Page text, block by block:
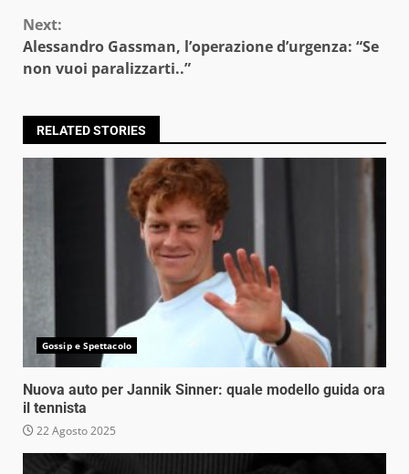
Next:
Alessandro Gassman, l’operazione d’urgenza: “Se
non vuoi paralizzarti..”
RELATED STORIES
Gossip e Spettacolo
Nuova auto per Jannik Sinner: quale modello guida ora
il tennista
22 Agosto 2025